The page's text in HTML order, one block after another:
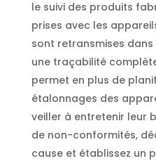
le suivi des produits
prises avec les
sont retransmises
une traçabilité complète.
permet en plus de
étalonnages des
veiller à entretenir leur
de non-conformités,
cause et établissez un